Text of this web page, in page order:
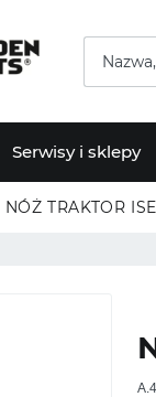
Serwisy i sklepy
NÓŻ TRAKTOR